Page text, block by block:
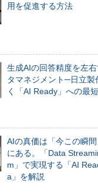
用を促進する方法
生成AIの回答精度を左
タマネジメント─日立製
く「AI Ready」への最
AIの真価は「今この瞬
にある。「Data
m」で実現する「AI
a」を解説